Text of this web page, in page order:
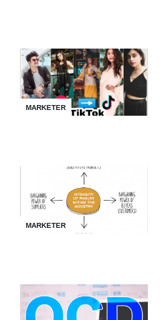
MARKETER
MARKETER